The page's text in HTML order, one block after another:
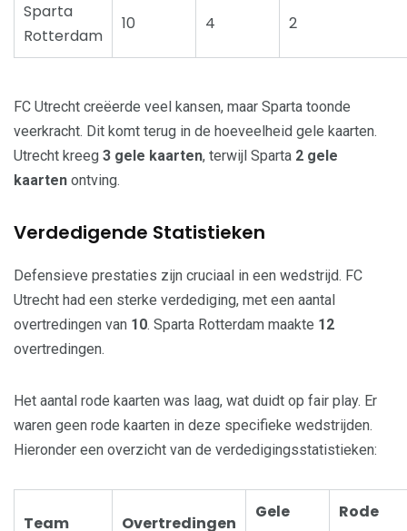
Sparta
Rotterdam
10 4 2
FC Utrecht creëerde veel kansen, maar Sparta toonde
veerkracht. Dit komt terug in de hoeveelheid gele kaarten.
Utrecht kreeg 3 gele kaarten, terwijl Sparta 2 gele
kaarten ontving.
Verdedigende Statistieken
Defensieve prestaties zijn cruciaal in een wedstrijd. FC
Utrecht had een sterke verdediging, met een aantal
overtredingen van 10. Sparta Rotterdam maakte 12
overtredingen.
Het aantal rode kaarten was laag, wat duidt op fair play. Er
waren geen rode kaarten in deze specifieke wedstrijden.
Hieronder een overzicht van de verdedigingsstatistieken:
Team Overtredingen
Gele
Rode